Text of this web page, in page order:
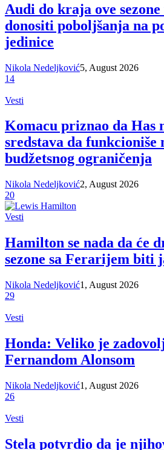
Audi do kraja ove sezone
donositi poboljšanja na
jedinice
Nikola Nedeljković5, August 2026
14
Vesti
Komacu priznao da Has
sredstava da funkcioniše
budžetsnog ograničenja
Nikola Nedeljković2, August 2026
20
Vesti
Hamilton se nada da će
sezone sa Ferarijem biti
Nikola Nedeljković1, August 2026
29
Vesti
Honda: Veliko je
Fernandom Alonsom
Nikola Nedeljković1, August 2026
26
Vesti
Stela potvrdio da je